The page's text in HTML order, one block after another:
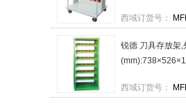
西域订货号：
锐德 刀具存放架,
西域订货号：